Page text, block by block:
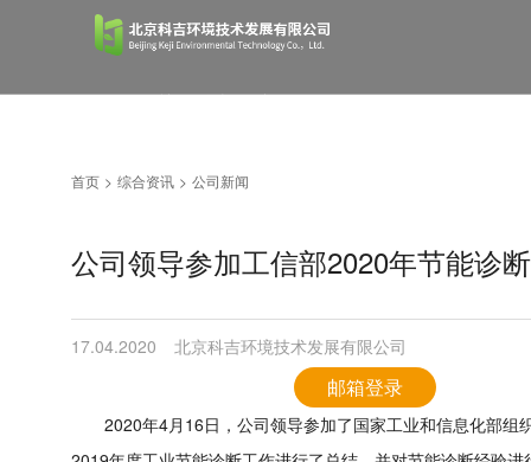
首页 关于科吉 产品服务
综合资讯 经典案例
邮箱登录
首页 > 综合资讯 > 公司新闻
公司领导参加工信部2020年节能诊
17.04.2020 北京科吉环境技术发展有限公司
2020年4月16日，公司领导参加了国家工业和信息化部组